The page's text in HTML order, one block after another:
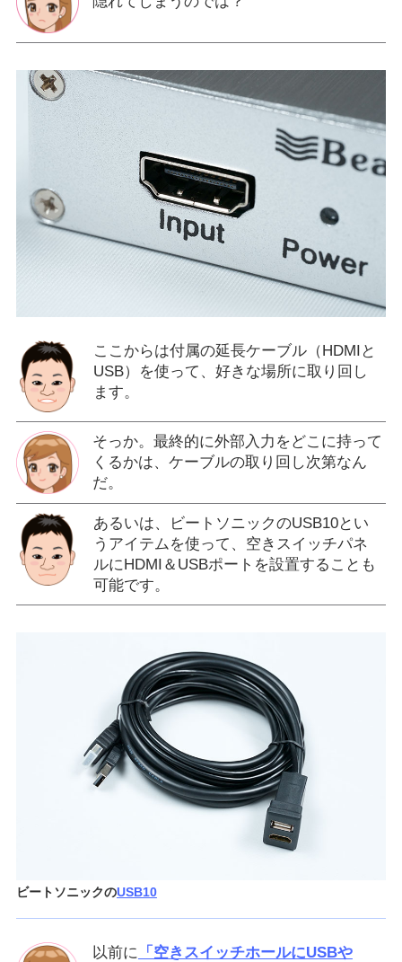
ここからは付属の延長ケーブル（HDMIと
USB）を使って、好きな場所に取り回し
ます。
そっか。最終的に外部入力をどこに持って
くるかは、ケーブルの取り回し次第なん
だ。
あるいは、ビートソニックのUSB10とい
うアイテムを使って、空きスイッチパネ
ルにHDMI＆USBポートを設置することも
可能です。
ビートソニックのUSB10
以前に
「空きスイッチホールにUSBや